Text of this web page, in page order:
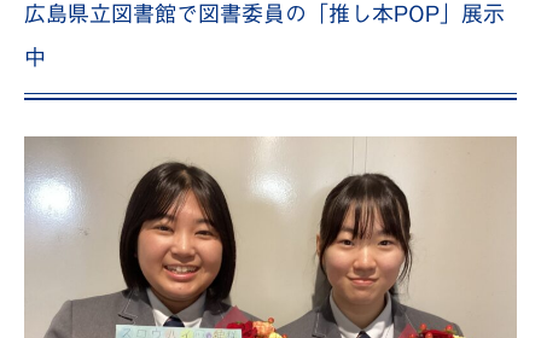
広島県立図書館で図書委員の「推し本POP」展示
中